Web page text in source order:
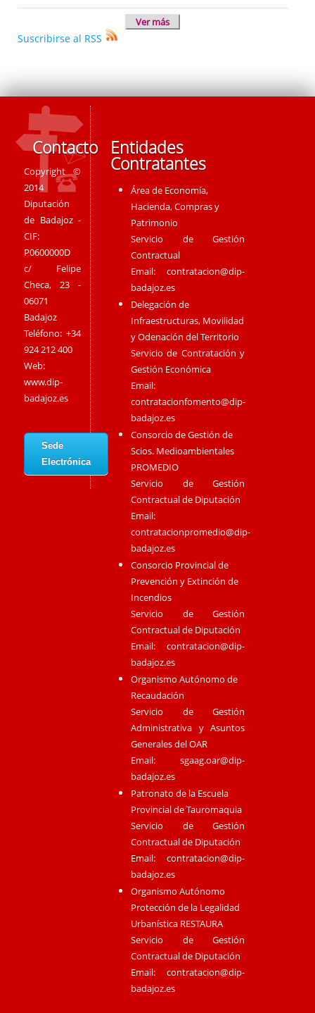
Ver más
Suscribirse al RSS
Contacto
Copyright ©
2014
Diputación
de Badajoz -
CIF:
P0600000D
c/ Felipe
Checa, 23 -
06071
Badajoz
Teléfono: +34
924 212 400
Web:
www.dip-
badajoz.es
Sede
Electrónica
Entidades
Contratantes
Área de Economía,
Hacienda, Compras y
Patrimonio
Servicio de Gestión
Contractual
Email:contratacion@dip-
badajoz.es
Delegación de
Infraestructuras, Movilidad
y Odenación del Territorio
Servicio de Contratación y
Gestión Económica
Email:
contratacionfomento@dip-
badajoz.es
Consorcio de Gestión de
Scios. Medioambientales
PROMEDIO
Servicio de Gestión
Contractual de Diputación
Email:
contratacionpromedio@dip-
badajoz.es
Consorcio Provincial de
Prevención y Extinción de
Incendios
Servicio de Gestión
Contractual de Diputación
Email:contratacion@dip-
badajoz.es
Organismo Autónomo de
Recaudación
Servicio de Gestión
Administrativa y Asuntos
Generales del OAR
Email:sgaag.oar@dip-
badajoz.es
Patronato de la Escuela
Provincial de Tauromaquia
Servicio de Gestión
Contractual de Diputación
Email:contratacion@dip-
badajoz.es
Organismo Autónomo
Protección de la Legalidad
Urbanística RESTAURA
Servicio de Gestión
Contractual de Diputación
Email:contratacion@dip-
badajoz.es